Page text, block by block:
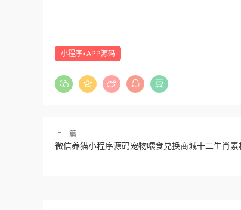
小程序▪APP源码
上一篇
微信养猫小程序源码宠物喂食兑换商城十二生肖